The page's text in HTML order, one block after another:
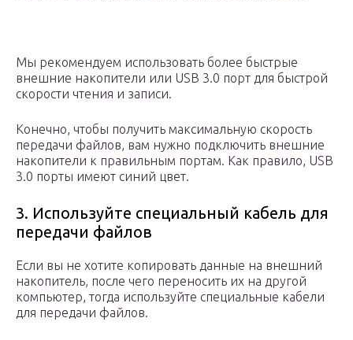
Мы рекомендуем использовать более быстрые
внешние накопители или USB 3.0 порт для быстрой
скорости чтения и записи.
Конечно, чтобы получить максимальную скорость
передачи файлов, вам нужно подключить внешние
накопители к правильным портам. Как правило, USB
3.0 порты имеют синий цвет.
3. Используйте специальный кабель для
передачи файлов
Если вы не хотите копировать данные на внешний
накопитель, после чего переносить их на другой
компьютер, тогда используйте специальные кабели
для передачи файлов.